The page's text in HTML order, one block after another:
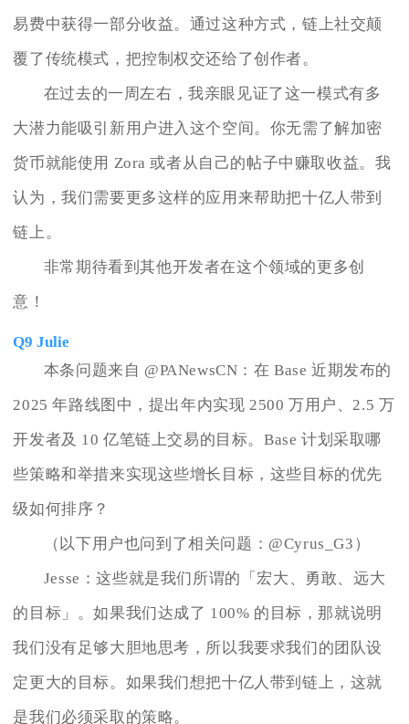
易费中获得一部分收益。通过这种方式，链上社交颠
覆了传统模式，把控制权交还给了创作者。
在过去的一周左右，我亲眼见证了这一模式有多
大潜力能吸引新用户进入这个空间。你无需了解加密
货币就能使用 Zora 或者从自己的帖子中赚取收益。我
认为，我们需要更多这样的应用来帮助把十亿人带到
链上。
非常期待看到其他开发者在这个领域的更多创
意！
Q9 Julie
本条问题来自 @PANewsCN：在 Base 近期发布的
2025 年路线图中，提出年内实现 2500 万用户、2.5 万
开发者及 10 亿笔链上交易的目标。Base 计划采取哪
些策略和举措来实现这些增长目标，这些目标的优先
级如何排序？
（以下用户也问到了相关问题：@Cyrus_G3）
Jesse：这些就是我们所谓的「宏大、勇敢、远大
的目标」。如果我们达成了 100% 的目标，那就说明
我们没有足够大胆地思考，所以我要求我们的团队设
定更大的目标。如果我们想把十亿人带到链上，这就
是我们必须采取的策略。